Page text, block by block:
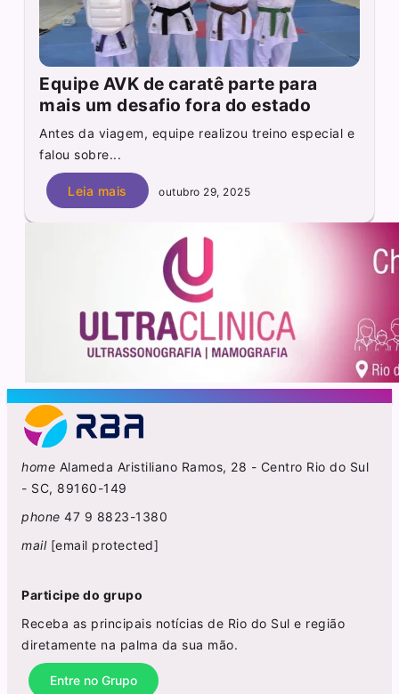
Equipe AVK de caratê parte para
mais um desafio fora do estado
Antes da viagem, equipe realizou treino especial e
falou sobre...
Leia mais outubro 29, 2025
home Alameda Aristiliano Ramos, 28 - Centro Rio do Sul
- SC, 89160-149
phone 47 9 8823-1380
mail [email protected]
Participe do grupo
Receba as principais notícias de Rio do Sul e região
diretamente na palma da sua mão.
Entre no Grupo